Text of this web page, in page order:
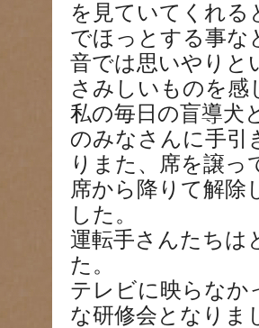
を見ていてくれる
でほっとする事な
音では思いやりと
さみしいものを感
私の毎日の盲導犬
のみなさんに手引
りまた、席を譲っ
席から降りて解除
した。
運転手さんたちは
た。
テレビに映らなか
な研修会となりま